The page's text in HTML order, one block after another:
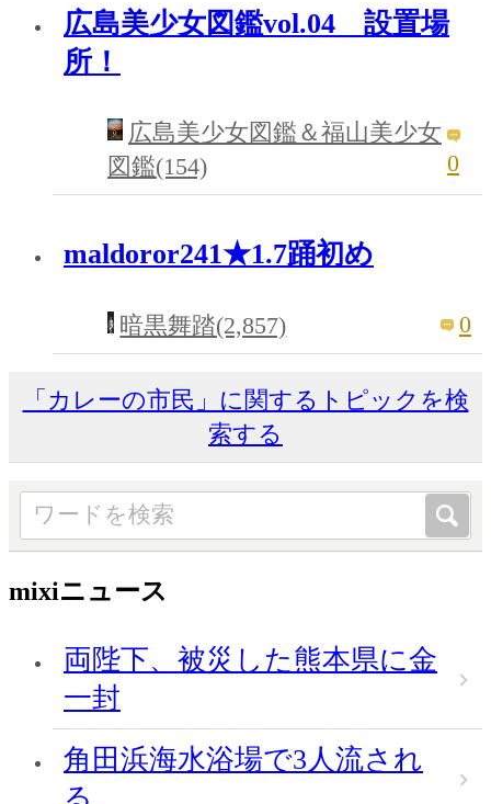
広島美少女図鑑vol.04 設置場
所！
広島美少女図鑑＆福山美少女
図鑑(154)
0
maldoror241★1.7踊初め
暗黒舞踏(2,857) 0
「カレーの市民」に関するトピックを検
索する
mixiニュース
両陛下、被災した熊本県に金
一封
角田浜海水浴場で3人流され